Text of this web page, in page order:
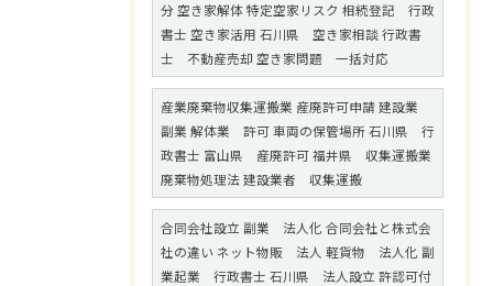
分 空き家解体 特定空家リスク 相続登記 行政
書士 空き家活用 石川県 空き家相談 行政書
士 不動産売却 空き家問題 一括対応
産業廃棄物収集運搬業 産廃許可申請 建設業
副業 解体業 許可 車両の保管場所 石川県 行
政書士 富山県 産廃許可 福井県 収集運搬業
廃棄物処理法 建設業者 収集運搬
合同会社設立 副業 法人化 合同会社と株式会
社の違い ネット物販 法人 軽貨物 法人化 副
業起業 行政書士 石川県 法人設立 許認可付